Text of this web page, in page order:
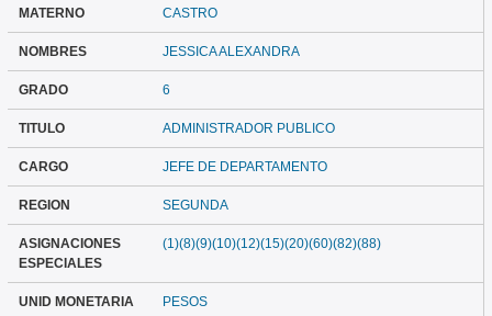
MATERNO CASTRO
NOMBRES JESSICA ALEXANDRA
GRADO 6
TITULO ADMINISTRADOR PUBLICO
CARGO JEFE DE DEPARTAMENTO
REGION SEGUNDA
ASIGNACIONES
ESPECIALES
(1)(8)(9)(10)(12)(15)(20)(60)(82)(88)
UNID MONETARIA PESOS